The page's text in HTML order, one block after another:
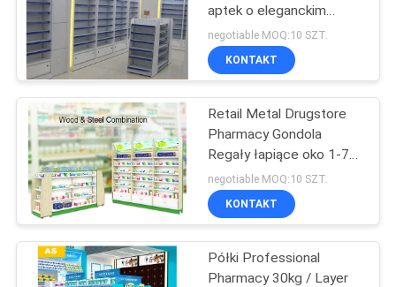
aptek o eleganckim
designie
negotiable MOQ:10 SZT.
KONTAKT
Retail Metal Drugstore
Pharmacy Gondola
Regały łapiące oko 1-7
warstw
negotiable MOQ:10 SZT.
KONTAKT
Półki Professional
Pharmacy 30kg / Layer